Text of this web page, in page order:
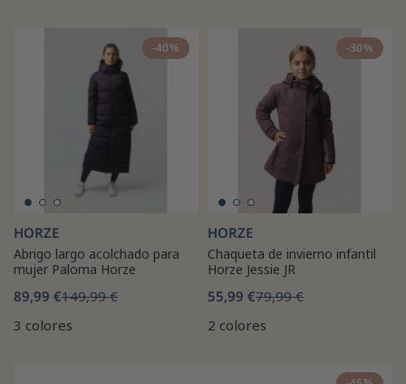
-40%
HORZE
Abrigo largo acolchado para
mujer Paloma Horze
89,99 €149,99 €
3 colores
-30%
HORZE
Chaqueta de invierno infantil
Horze Jessie JR
55,99 €79,99 €
2 colores